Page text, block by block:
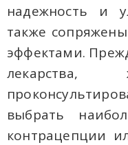
надежность и
также
эффектами.
лекарства,
выбрать
контрацепции